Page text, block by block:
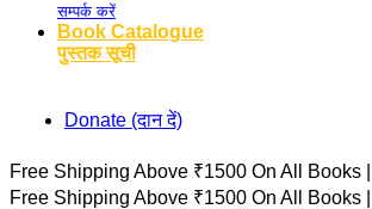
सम्पर्क करें
Book Catalogue
पुस्तक सूची
Donate (दान दें)
Free Shipping Above ₹1500 On All Books |
Free Shipping Above ₹1500 On All Books |